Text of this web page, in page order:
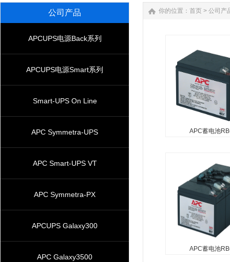
公司产品
APCUPS电源Back系列
APCUPS电源Smart系列
Smart-UPS On Line
APC Symmetra-UPS
APC Smart-UPS VT
APC Symmetra-PX
APCUPS Galaxy300
APC Galaxy3500
你的位置： 首页 > 公司产
APC蓄电池
APC蓄电池